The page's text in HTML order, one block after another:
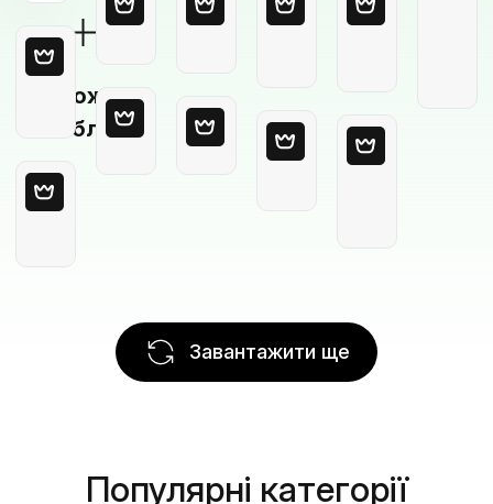
Порожній
шаблон
Завантажити ще
Популярні категорії